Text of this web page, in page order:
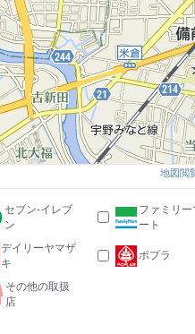
地図閲
セブン-イレブ
ン
ファミリー
ート
デイリーヤマザ
キ
ポプラ
その他の取扱
店